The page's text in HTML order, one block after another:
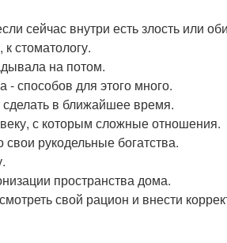
сейчас внутри есть злость или
стоматологу.
на потом.
- способов для этого много.
в ближайшее время.
с которым сложные отношения.
рукодельные богатства.
пространства дома.
свой рацион и внести